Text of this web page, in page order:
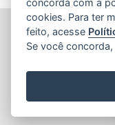
FUNDAÇÃO DE
CEP:
concorda com a
cookies. Para ter
feito, acesse
Se você concorda,